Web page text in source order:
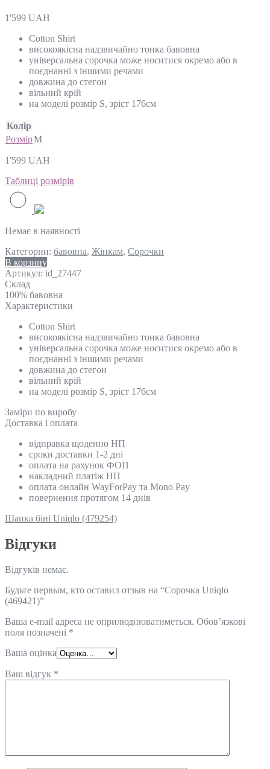
1'599 UAH
Cotton Shirt
високоякісна надзвичайно тонка бавовна
yніверсальна сорочка може носитися окремо або в
поєднанні з іншими речами
довжина до стегон
вільний крій
на моделі розмір S, зріст 176см
Колір
РозмірM
1'599 UAH
Таблиці розмірів
Немає в наявності
Категории: бавовна, Жінкам, Сорочки
В корзину
Артикул: id_27447
Склад
100% бавовна
Характеристики
Cotton Shirt
високоякісна надзвичайно тонка бавовна
yніверсальна сорочка може носитися окремо або в
поєднанні з іншими речами
довжина до стегон
вільний крій
на моделі розмір S, зріст 176см
Замiри по виробу
Доставка і оплата
відправка щоденно НП
сроки доставки 1-2 дні
оплата на рахунок ФОП
накладний платіж НП
оплата онлайн WayForPay та Mono Pay
повернення протягом 14 днів
Шапка біні Uniqlo (479254)
Відгуки
Відгуків немає.
Будьте первым, кто оставил отзыв на “Сорочка Uniqlo
(469421)”
Ваша e-mail адреса не оприлюднюватиметься. Обов’язкові
поля позначені *
Ваша оцінка
Ваш відгук *